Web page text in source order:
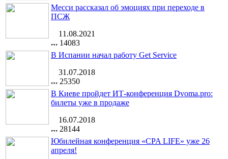
Месси рассказал об эмоциях при переходе в
ПСЖ
11.08.2021
14083
В Испании начал работу Get Service
31.07.2018
25350
В Киеве пройдет ИТ-конференция Dvoma.pro:
билеты уже в продаже
16.07.2018
28144
Юбилейная конференция «CPA LIFE» уже 26
апреля!